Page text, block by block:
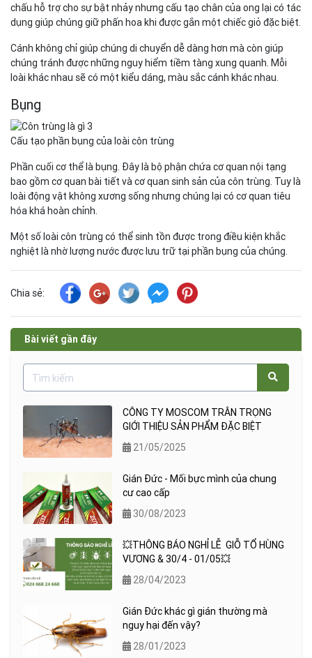
chấu hỗ trợ cho sự bật nhảy nhưng cấu tạo chân của ong lại có tác
dụng giúp chúng giữ phấn hoa khi được gắn một chiếc giỏ đặc biệt.
Cánh không chỉ giúp chúng di chuyển dễ dàng hơn mà còn giúp
chúng tránh được những nguy hiểm tiềm tàng xung quanh. Mỗi
loài khác nhau sẽ có một kiểu dáng, màu sắc cánh khác nhau.
Bụng
Cấu tạo phần bụng của loài côn trùng
Phần cuối cơ thể là bụng. Đây là bộ phận chứa cơ quan nội tạng
bao gồm cơ quan bài tiết và cơ quan sinh sản của côn trùng. Tuy là
loài động vật không xương sống nhưng chúng lại có cơ quan tiêu
hóa khá hoàn chỉnh.
Một số loài côn trùng có thể sinh tồn được trong điều kiện khắc
nghiệt là nhờ lượng nước được lưu trữ tại phần bụng của chúng.
Chia sẻ:
Bài viết gần đây
CÔNG TY MOSCOM TRÂN TRỌNG
GIỚI THIỆU SẢN PHẨM ĐẶC BIỆT
21/05/2025
Gián Đức - Mối bực mình của chung
cư cao cấp
30/08/2023
💥THÔNG BÁO NGHỈ LỄ GIỖ TỔ HÙNG
VƯƠNG & 30/4 - 01/05💥
28/04/2023
Gián Đức khác gì gián thường mà
nguy hại đến vậy?
28/01/2023